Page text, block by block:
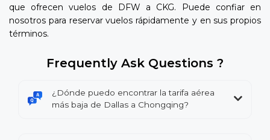
que ofrecen vuelos de DFW a CKG. Puede confiar en
nosotros para reservar vuelos rápidamente y en sus propios
términos.
Frequently Ask Questions ?
¿Dónde puedo encontrar la tarifa aérea
más baja de Dallas a Chongqing?